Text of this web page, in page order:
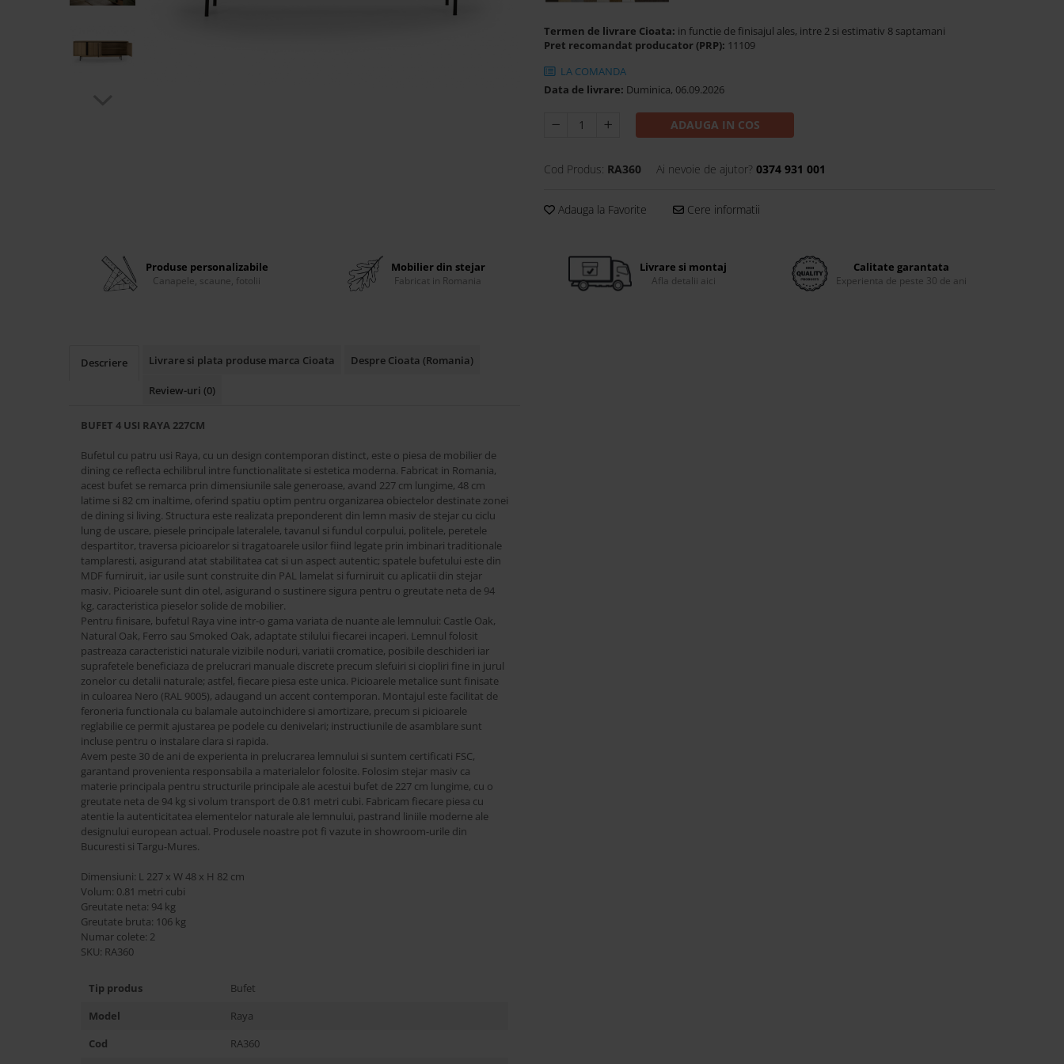
Banchete Dormitor
Paturi Tapitate
Banchete Dormitor
Paturi Tapitate
Fotolii si Demifotolii
Fotolii si Demifotolii
Perne si Pilote
Termen de livrare Cioata: in functie de finisajul ales, intre 2 si estimativ 8 saptamani
Pret recomandat producator (PRP): 11109
LA COMANDA
Data de livrare: Duminica, 06.09.2026
ADAUGA IN COS
Cod Produs: RA360 Ai nevoie de ajutor? 0374 931 001
Adauga la Favorite Cere informatii
Produse personalizabile
Canapele, scaune, fotolii
Mobilier din stejar
Fabricat in Romania
Livrare si montaj
Afla detalii aici
Calitate garantata
Experienta de peste 30 de ani
Descriere Livrare si plata produse marca Cioata Despre Cioata (Romania)
Review-uri (0)
BUFET 4 USI RAYA 227CM
Bufetul cu patru usi Raya, cu un design contemporan distinct, este o piesa de mobilier de
dining ce reflecta echilibrul intre functionalitate si estetica moderna. Fabricat in Romania,
acest bufet se remarca prin dimensiunile sale generoase, avand 227 cm lungime, 48 cm
latime si 82 cm inaltime, oferind spatiu optim pentru organizarea obiectelor destinate zonei
de dining si living. Structura este realizata preponderent din lemn masiv de stejar cu ciclu
lung de uscare, piesele principale lateralele, tavanul si fundul corpului, politele, peretele
despartitor, traversa picioarelor si tragatoarele usilor fiind legate prin imbinari traditionale
tamplaresti, asigurand atat stabilitatea cat si un aspect autentic; spatele bufetului este din
MDF furniruit, iar usile sunt construite din PAL lamelat si furniruit cu aplicatii din stejar
masiv. Picioarele sunt din otel, asigurand o sustinere sigura pentru o greutate neta de 94
kg, caracteristica pieselor solide de mobilier.
Pentru finisare, bufetul Raya vine intr-o gama variata de nuante ale lemnului: Castle Oak,
Natural Oak, Ferro sau Smoked Oak, adaptate stilului fiecarei incaperi. Lemnul folosit
pastreaza caracteristici naturale vizibile noduri, variatii cromatice, posibile deschideri iar
suprafetele beneficiaza de prelucrari manuale discrete precum slefuiri si ciopliri fine in jurul
zonelor cu detalii naturale; astfel, fiecare piesa este unica. Picioarele metalice sunt finisate
in culoarea Nero (RAL 9005), adaugand un accent contemporan. Montajul este facilitat de
feroneria functionala cu balamale autoinchidere si amortizare, precum si picioarele
reglabilie ce permit ajustarea pe podele cu denivelari; instructiunile de asamblare sunt
incluse pentru o instalare clara si rapida.
Avem peste 30 de ani de experienta in prelucrarea lemnului si suntem certificati FSC,
garantand provenienta responsabila a materialelor folosite. Folosim stejar masiv ca
materie principala pentru structurile principale ale acestui bufet de 227 cm lungime, cu o
greutate neta de 94 kg si volum transport de 0.81 metri cubi. Fabricam fiecare piesa cu
atentie la autenticitatea elementelor naturale ale lemnului, pastrand liniile moderne ale
designului european actual. Produsele noastre pot fi vazute in showroom-urile din
Bucuresti si Targu-Mures.
Dimensiuni: L 227 x W 48 x H 82 cm
Volum: 0.81 metri cubi
Greutate neta: 94 kg
Greutate bruta: 106 kg
Numar colete: 2
SKU: RA360
Tip produs
Bufet
Model
Raya
Cod
RA360